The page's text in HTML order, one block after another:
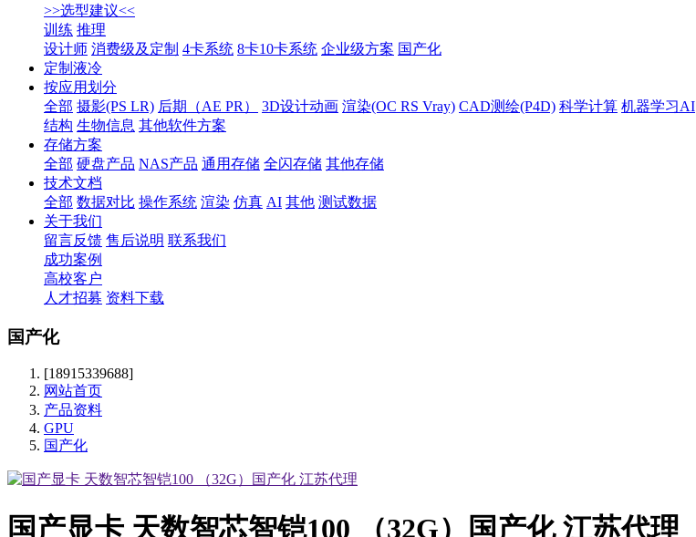
>>选型建议<<
训练 推理
设计师 消费级及定制 4卡系统 8卡10卡系统 企业级方案 国产化
定制液冷
按应用划分
全部 摄影(PS LR) 后期（AE PR） 3D设计动画 渲染(OC RS Vray) CAD测绘(P4D) 科学计算 机器学习AI
结构 生物信息 其他软件方案
存储方案
全部 硬盘产品 NAS产品 通用存储 全闪存储 其他存储
技术文档
全部 数据对比 操作系统 渲染 仿真 AI 其他 测试数据
关于我们
留言反馈 售后说明 联系我们
成功案例
高校客户
人才招募 资料下载
国产化
[18915339688]
网站首页
产品资料
GPU
国产化
国产显卡 天数智芯智铠100 （32G）国产化 江苏代理